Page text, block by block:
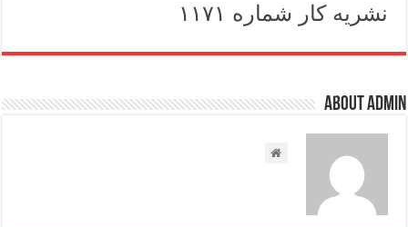
نشریه کار شماره ۱۱۷۱
About admin